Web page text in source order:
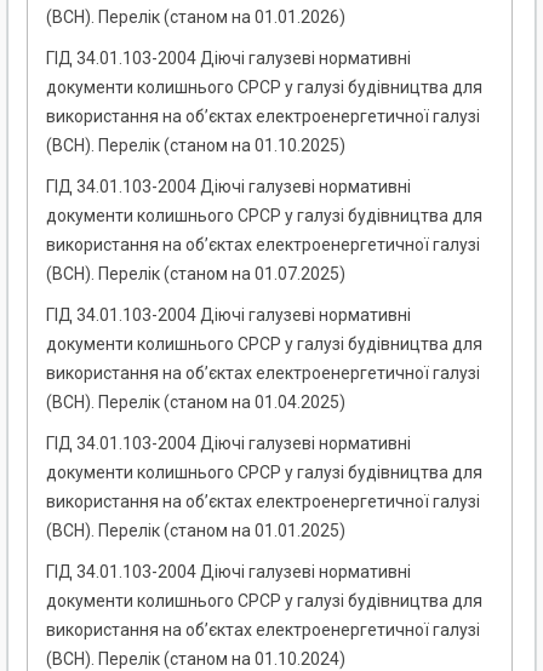
(ВСН). Перелік (станом на 01.01.2026)
ГІД 34.01.103-2004 Діючі галузеві нормативні
документи колишнього СРСР у галузі будівництва для
використання на об’єктах електроенергетичної галузі
(ВСН). Перелік (станом на 01.10.2025)
ГІД 34.01.103-2004 Діючі галузеві нормативні
документи колишнього СРСР у галузі будівництва для
використання на об’єктах електроенергетичної галузі
(ВСН). Перелік (станом на 01.07.2025)
ГІД 34.01.103-2004 Діючі галузеві нормативні
документи колишнього СРСР у галузі будівництва для
використання на об’єктах електроенергетичної галузі
(ВСН). Перелік (станом на 01.04.2025)
ГІД 34.01.103-2004 Діючі галузеві нормативні
документи колишнього СРСР у галузі будівництва для
використання на об’єктах електроенергетичної галузі
(ВСН). Перелік (станом на 01.01.2025)
ГІД 34.01.103-2004 Діючі галузеві нормативні
документи колишнього СРСР у галузі будівництва для
використання на об’єктах електроенергетичної галузі
(ВСН). Перелік (станом на 01.10.2024)